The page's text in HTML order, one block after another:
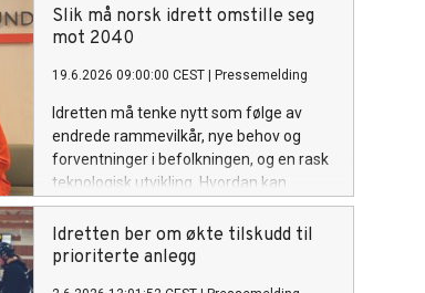
kvalifiseringsløp mot OL i Los Angeles,
så sant de har fulgt et troverdig anti-
Slik må norsk idrett omstille seg
mot 2040
19.6.2026 09:00:00 CEST Pressemelding
Idretten må tenke nytt som følge av
endrede rammevilkår, nye behov og
forventninger i befolkningen, og en rask
teknologisk utvikling. Hvordan kan
idretten selv være med på å forme
fremtiden?
Idretten ber om økte tilskudd til
prioriterte anlegg